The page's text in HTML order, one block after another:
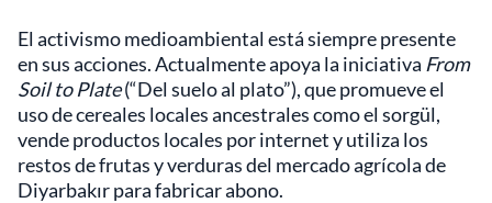
El activismo medioambiental está siempre presente
en sus acciones. Actualmente apoya la iniciativa From
Soil to Plate(“Del suelo al plato”), que promueve el
uso de cereales locales ancestrales como el sorgül,
vende productos locales por internet y utiliza los
restos de frutas y verduras del mercado agrícola de
Diyarbakır para fabricar abono.